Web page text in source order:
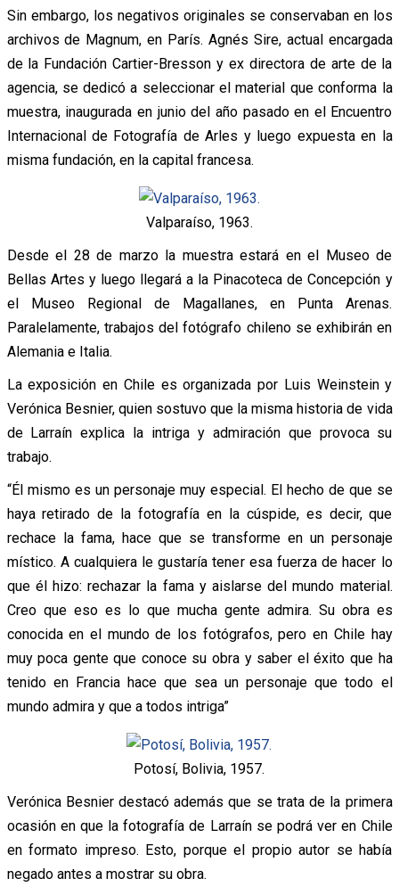
Sin embargo, los negativos originales se conservaban en los
archivos de Magnum, en París. Agnés Sire, actual encargada
de la Fundación Cartier-Bresson y ex directora de arte de la
agencia, se dedicó a seleccionar el material que conforma la
muestra, inaugurada en junio del año pasado en el Encuentro
Internacional de Fotografía de Arles y luego expuesta en la
misma fundación, en la capital francesa.
Valparaíso, 1963.
Desde el 28 de marzo la muestra estará en el Museo de
Bellas Artes y luego llegará a la Pinacoteca de Concepción y
el Museo Regional de Magallanes, en Punta Arenas.
Paralelamente, trabajos del fotógrafo chileno se exhibirán en
Alemania e Italia.
La exposición en Chile es organizada por Luis Weinstein y
Verónica Besnier, quien sostuvo que la misma historia de vida
de Larraín explica la intriga y admiración que provoca su
trabajo.
“Él mismo es un personaje muy especial. El hecho de que se
haya retirado de la fotografía en la cúspide, es decir, que
rechace la fama, hace que se transforme en un personaje
místico. A cualquiera le gustaría tener esa fuerza de hacer lo
que él hizo: rechazar la fama y aislarse del mundo material.
Creo que eso es lo que mucha gente admira. Su obra es
conocida en el mundo de los fotógrafos, pero en Chile hay
muy poca gente que conoce su obra y saber el éxito que ha
tenido en Francia hace que sea un personaje que todo el
mundo admira y que a todos intriga”
Potosí, Bolivia, 1957.
Verónica Besnier destacó además que se trata de la primera
ocasión en que la fotografía de Larraín se podrá ver en Chile
en formato impreso. Esto, porque el propio autor se había
negado antes a mostrar su obra.